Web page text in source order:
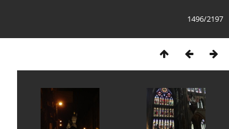
1496/2197